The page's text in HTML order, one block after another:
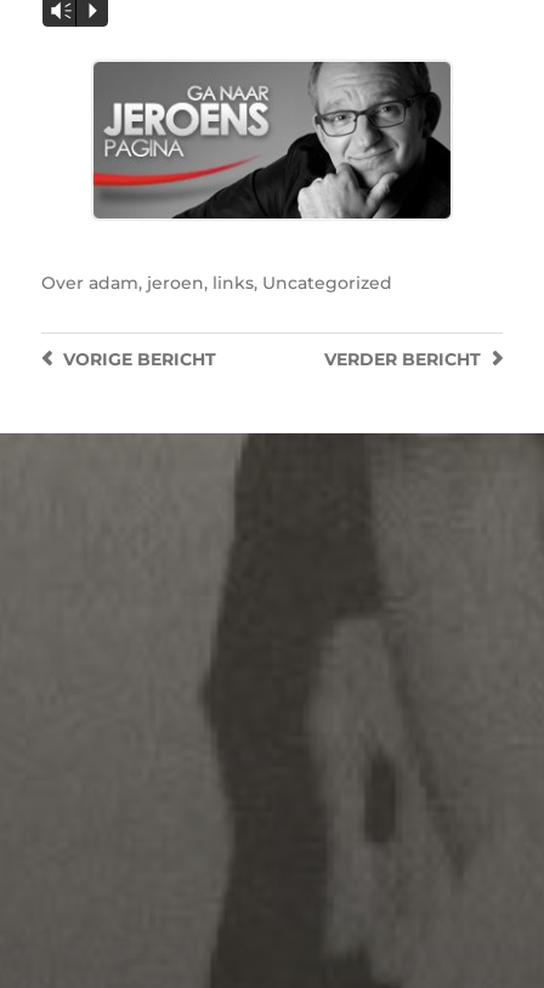
Vm P
Over adam, jeroen, links, Uncategorized
VERDER BERICHT
VORIGEBERICHT